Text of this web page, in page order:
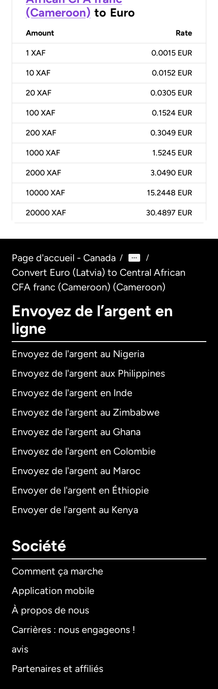
(Cameroon) to Euro
Amount Rate
1 XAF 0.0015 EUR
10 XAF 0.0152 EUR
20 XAF 0.0305 EUR
100 XAF 0.1524 EUR
200 XAF 0.3049 EUR
1000 XAF 1.5245 EUR
2000 XAF 3.0490 EUR
10000 XAF 15.2448 EUR
20000 XAF 30.4897 EUR
Page d'accueil - Canada / /
Convert Euro (Latvia) to Central African
CFA franc (Cameroon) (Cameroon)
Envoyez de l’argent en
ligne
Envoyez de l'argent au Nigeria
Envoyez de l'argent aux Philippines
Envoyez de l'argent en Inde
Envoyez de l'argent au Zimbabwe
Envoyez de l'argent au Ghana
Envoyez de l'argent en Colombie
Envoyez de l'argent au Maroc
Envoyer de l'argent en Éthiopie
Envoyer de l'argent au Kenya
Société
Comment ça marche
Application mobile
À propos de nous
Carrières : nous engageons !
avis
Partenaires et affiliés